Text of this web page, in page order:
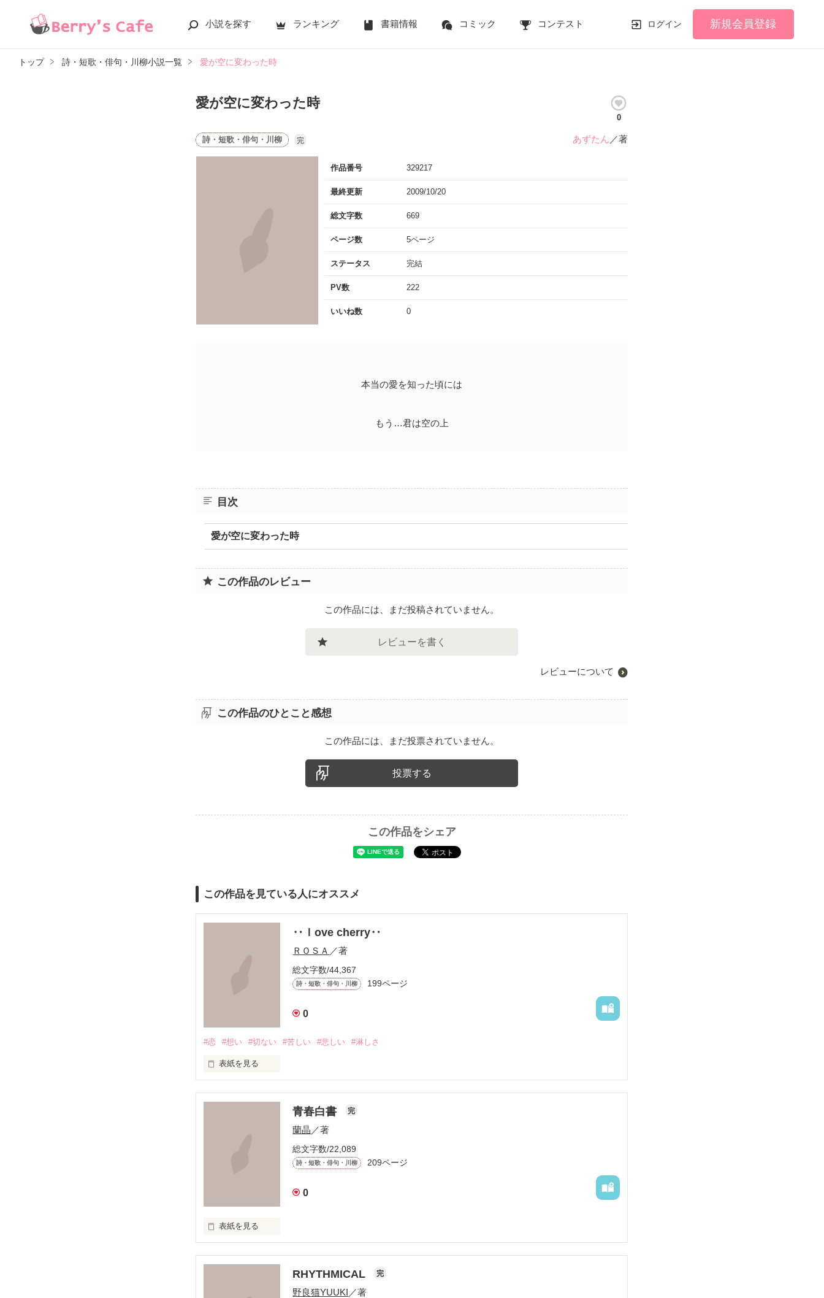
小説を探す ランキング 書籍情報 コミック コンテスト ログイン 新規会員登録
トップ 詩・短歌・俳句・川柳小説一覧 愛が空に変わった時
愛が空に変わった時
0
詩・短歌・俳句・川柳 完 あずたん ／著
作品番号 329217
最終更新 2009/10/20
総文字数 669
ページ数 5ページ
ステータス 完結
PV数 222
いいね数 0
本当の愛を知った頃には
もう…君は空の上
目次
愛が空に変わった時
この作品のレビュー
この作品には、まだ投稿されていません。
レビューを書く
レビューについて
この作品のひとこと感想
この作品には、まだ投票されていません。
投票する
この作品をシェア
この作品を見ている人にオススメ
‥ｌove cherry‥
ＲＯＳＡ ／著
総文字数/44,367
詩・短歌・俳句・川柳 199ページ
0
#恋 #想い #切ない #苦しい #悲しい #淋しさ
表紙を見る
絶えず支配し続けては
ただひとつ
青春白書 完
蘭晶 ／著
総文字数/22,089
詩・短歌・俳句・川柳 209ページ
0
表紙を見る
RHYTHMICAL 完
野良猫YUUKI ／著